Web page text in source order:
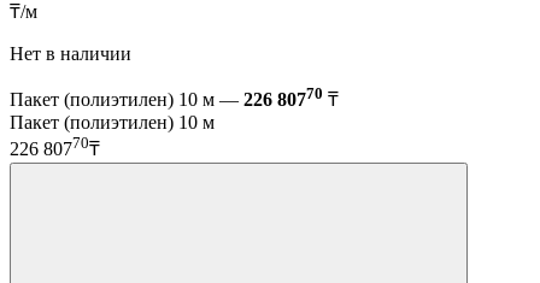
₸/м
Нет в наличии
Пакет (полиэтилен) 10 м — 226 80770 ₸
Пакет (полиэтилен) 10 м
226 80770₸